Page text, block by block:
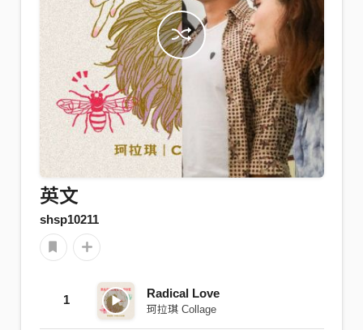
英文
shsp10211
1 Radical Love
珂拉琪 Collage